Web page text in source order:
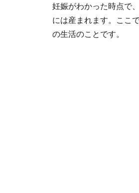
妊娠がわかった時点で
には産まれます。ここ
の生活のことです。